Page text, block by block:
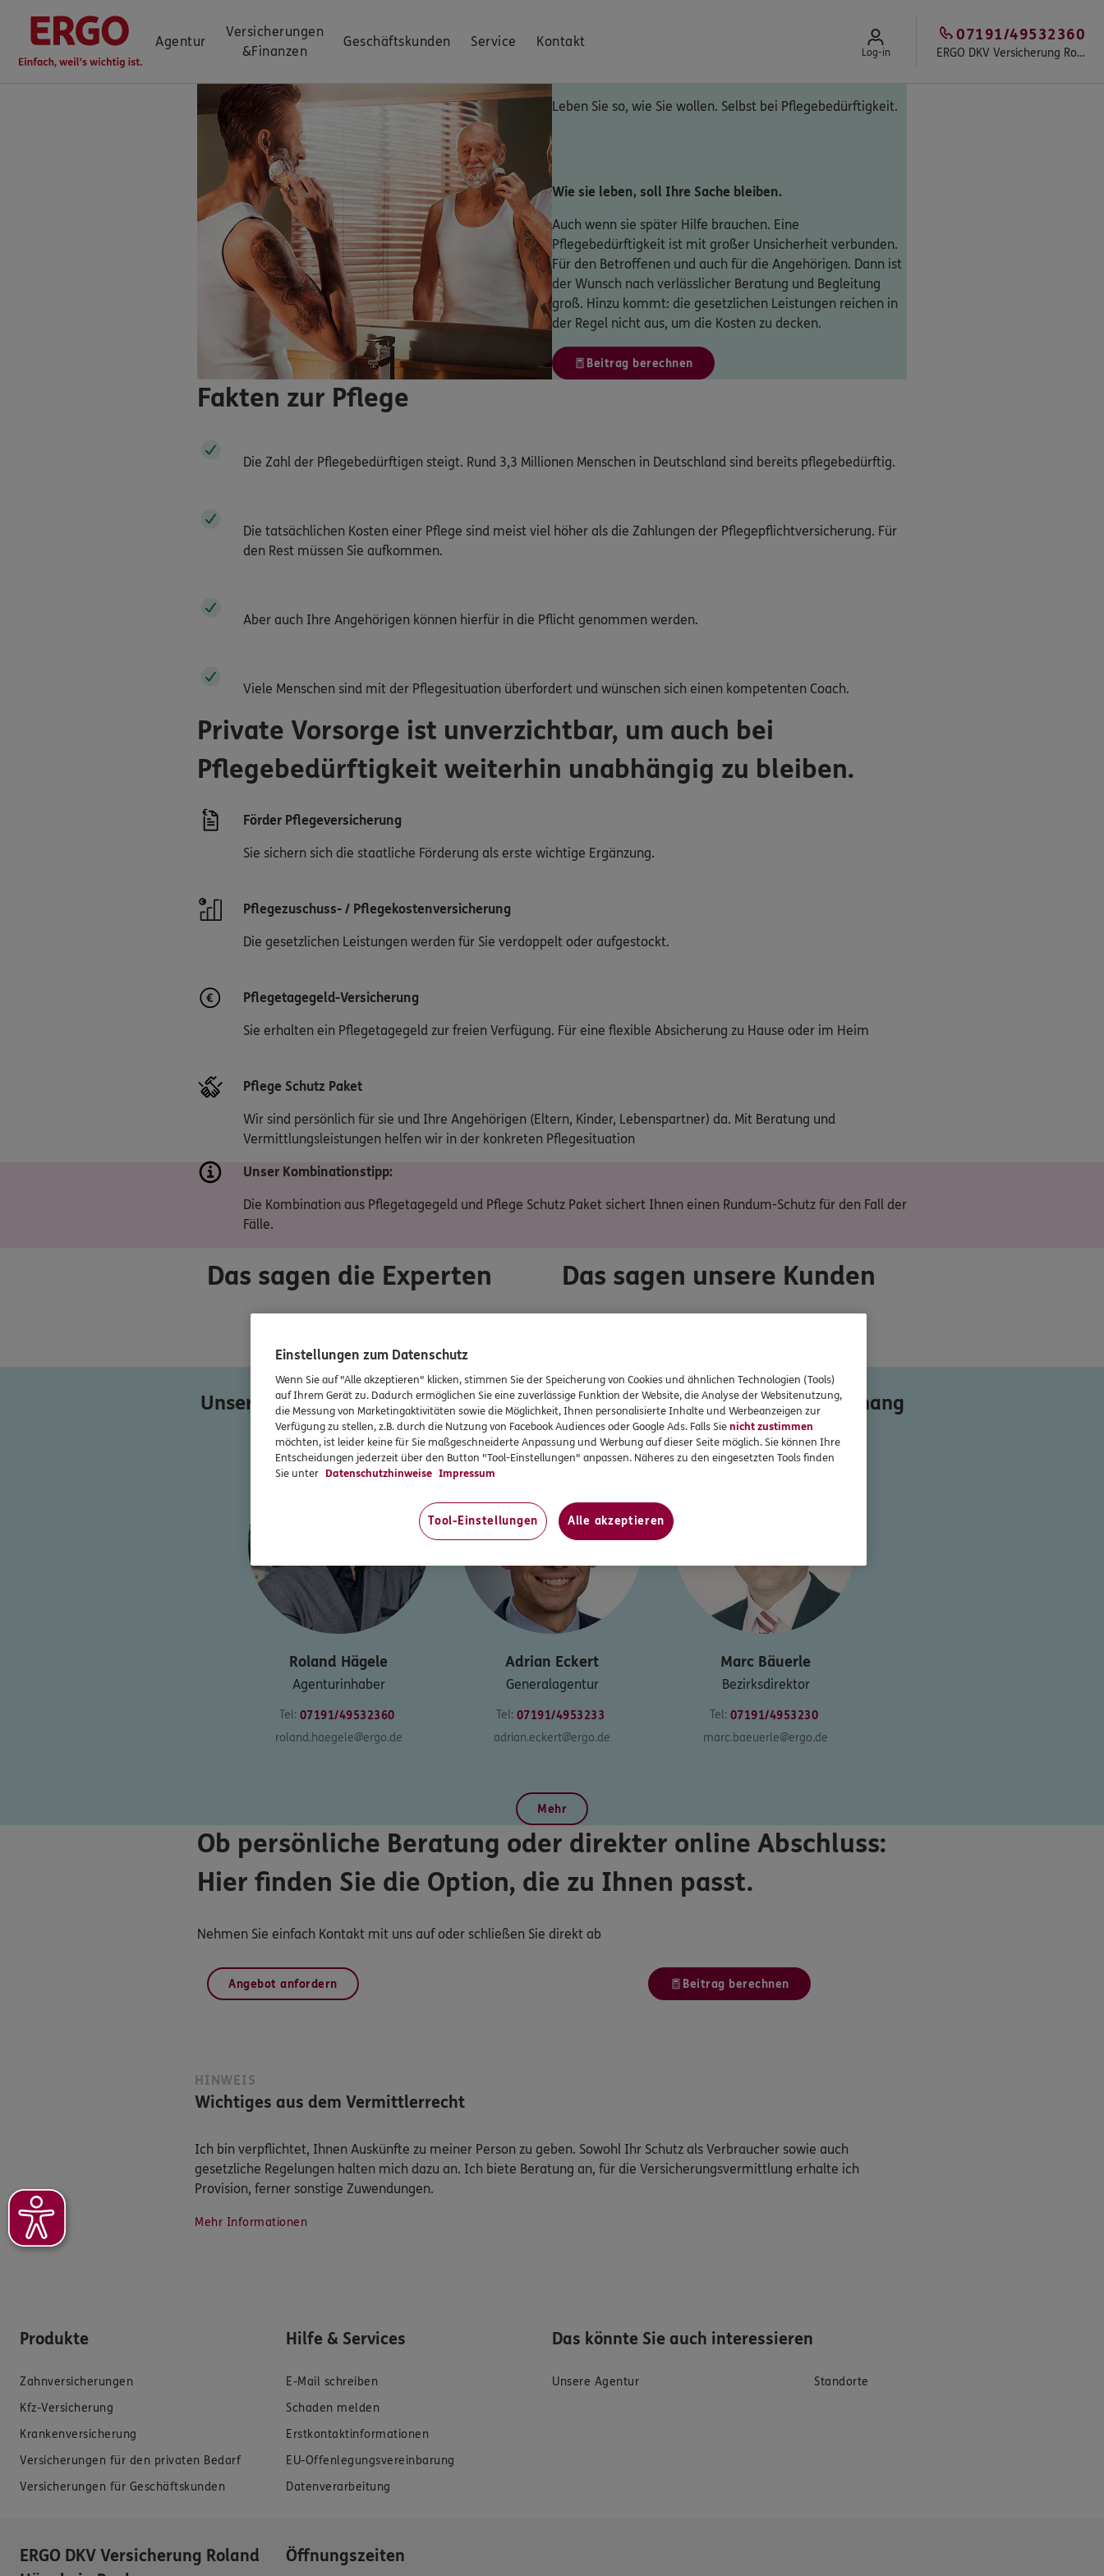
Agentur
Versicherungen
&Finanzen
Geschäftskunden Service Kontakt
Log-in ERGO DKV Versicherung Roland Hägele in Backnang
07191/49532360
Leben Sie so, wie Sie wollen. Selbst bei Pflegebedürftigkeit.
Wie sie leben, soll Ihre Sache bleiben.
Auch wenn sie später Hilfe brauchen. Eine
Pflegebedürftigkeit ist mit großer Unsicherheit verbunden.
Für den Betroffenen und auch für die Angehörigen. Dann ist
der Wunsch nach verlässlicher Beratung und Begleitung
groß. Hinzu kommt: die gesetzlichen Leistungen reichen in
der Regel nicht aus, um die Kosten zu decken.
Beitrag berechnen
Fakten zur Pflege
Die Zahl der Pflegebedürftigen steigt. Rund 3,3 Millionen Menschen in Deutschland sind bereits pflegebedürftig.
Die tatsächlichen Kosten einer Pflege sind meist viel höher als die Zahlungen der Pflegepflichtversicherung. Für
den Rest müssen Sie aufkommen.
Aber auch Ihre Angehörigen können hierfür in die Pflicht genommen werden.
Viele Menschen sind mit der Pflegesituation überfordert und wünschen sich einen kompetenten Coach.
Private Vorsorge ist unverzichtbar, um auch bei
Pflegebedürftigkeit weiterhin unabhängig zu bleiben.
Förder Pflegeversicherung
Sie sichern sich die staatliche Förderung als erste wichtige Ergänzung.
Pflegezuschuss- / Pflegekostenversicherung
Die gesetzlichen Leistungen werden für Sie verdoppelt oder aufgestockt.
Pflegetagegeld-Versicherung
Sie erhalten ein Pflegetagegeld zur freien Verfügung. Für eine flexible Absicherung zu Hause oder im Heim
Pflege Schutz Paket
Wir sind persönlich für sie und Ihre Angehörigen (Eltern, Kinder, Lebenspartner) da. Mit Beratung und
Vermittlungsleistungen helfen wir in der konkreten Pflegesituation
Unser Kombinationstipp:
Die Kombination aus Pflegetagegeld und Pflege Schutz Paket sichert Ihnen einen Rundum-Schutz für den Fall der
Fälle.
Das sagen die Experten Das sagen unsere Kunden
UNSER TEAM
Unser Team am StandortERGO DKV Versicherung Roland Hägele in Backnang
Roland Hägele
Agenturinhaber
Tel: 07191/49532360
roland.haegele@ergo.de
Adrian Eckert
Generalagentur
Tel: 07191/4953233
adrian.eckert@ergo.de
Marc Bäuerle
Bezirksdirektor
Tel: 07191/4953230
marc.baeuerle@ergo.de
Mehr
Ob persönliche Beratung oder direkter online Abschluss:
Hier finden Sie die Option, die zu Ihnen passt.
Nehmen Sie einfach Kontakt mit uns auf oder schließen Sie direkt ab
Angebot anfordern Beitrag berechnen
HINWEIS
Wichtiges aus dem Vermittlerrecht
Ich bin verpflichtet, Ihnen Auskünfte zu meiner Person zu geben. Sowohl Ihr Schutz als Verbraucher sowie auch
gesetzliche Regelungen halten mich dazu an. Ich biete Beratung an, für die Versicherungsvermittlung erhalte ich
Provision, ferner sonstige Zuwendungen.
Mehr Informationen
Produkte
Zahnversicherungen
Kfz-Versicherung
Krankenversicherung
Versicherungen für den privaten Bedarf
Versicherungen für Geschäftskunden
Hilfe & Services
E-Mail schreiben
Schaden melden
Erstkontaktinformationen
EU-Offenlegungsvereinbarung
Datenverarbeitung
Das könnte Sie auch interessieren
Unsere Agentur Standorte
ERGO DKV Versicherung Roland
Öffnungszeiten
Einstellungen zum Datenschutz
Wenn Sie auf "Alle akzeptieren" klicken, stimmen Sie der Speicherung von Cookies und ähnlichen Technologien (Tools)
auf Ihrem Gerät zu. Dadurch ermöglichen Sie eine zuverlässige Funktion der Website, die Analyse der Websitenutzung,
die Messung von Marketingaktivitäten sowie die Möglichkeit, Ihnen personalisierte Inhalte und Werbeanzeigen zur
Verfügung zu stellen, z.B. durch die Nutzung von Facebook Audiences oder Google Ads. Falls Sienicht zustimmen
möchten, ist leider keine für Sie maßgeschneiderte Anpassung und Werbung auf dieser Seite möglich. Sie können Ihre
Entscheidungen jederzeit über den Button "Tool-Einstellungen" anpassen. Näheres zu den eingesetzten Tools finden
Sie unter Datenschutzhinweise Impressum
Tool-Einstellungen Alle akzeptieren